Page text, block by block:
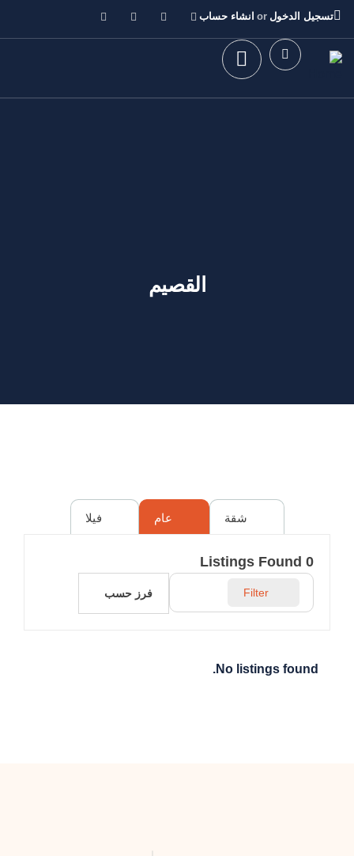
تسجيل الدخول or انشاء حساب
القصيم
شقة عام فيلا
0
Filter فرز حسب
No listings found.